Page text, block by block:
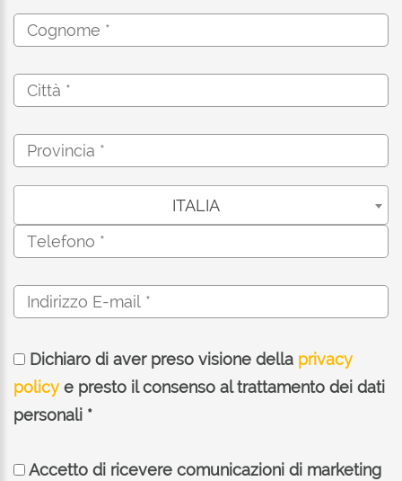
ITALIA
Dichiaro di aver preso visione della privacy
policye presto il consenso al trattamento dei dati
personali *
Accetto di ricevere comunicazioni di marketing